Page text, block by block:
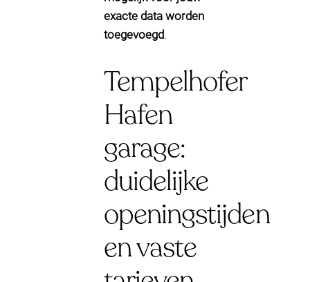
exacte data worden
toegevoegd.
Tempelhofer
Hafen
garage:
duidelijke
openingstijden
en vaste